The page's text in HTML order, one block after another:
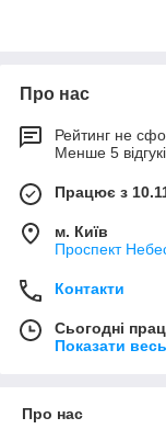
Про нас
Рейтинг не
Менше 5
Працює з
м. Київ
Проспект
Контакти
Сьогодні
Показати
Про нас